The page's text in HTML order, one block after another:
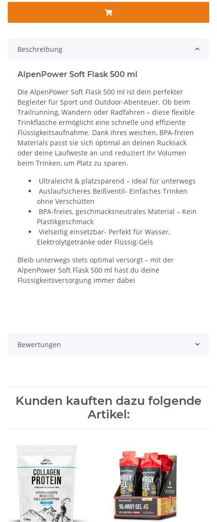
Beschreibung
AlpenPower Soft Flask 500 ml
Die AlpenPower Soft Flask 500 ml ist dein perfekter
Begleiter für Sport und Outdoor-Abenteuer. Ob beim
Trailrunning, Wandern oder Radfahren – diese flexible
Trinkflasche ermöglicht eine schnelle und effiziente
Flüssigkeitsaufnahme. Dank ihres weichen, BPA-freien
Materials passt sie sich optimal an deinen Rucksack
oder deine Laufweste an und reduziert ihr Volumen
beim Trinken, um Platz zu sparen.
Ultraleicht & platzsparend – Ideal für unterwegs
Auslaufsicheres Beißventil- Einfaches Trinken
ohne Verschütten
BPA-freies, geschmacksneutrales Material – Kein
Plastikgeschmack
Vielseitig einsetzbar- Perfekt für Wasser,
Elektrolytgetränke oder Flüssig-Gels
Bleib unterwegs stets optimal versorgt – mit der
AlpenPower Soft Flask 500 ml hast du deine
Flüssigkeitsversorgung immer dabei
Bewertungen
Kunden kauften dazu folgende
Artikel: